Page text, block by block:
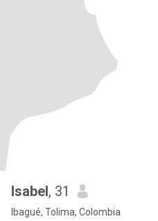
Isabel, 31
Ibagué, Tolima, Colombia